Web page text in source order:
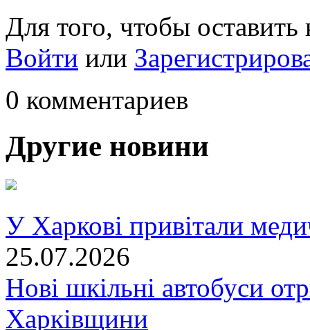
Для того, чтобы
Войти или
0 комментариев
Другие новини
У Харкові привітали
25.07.2026
Нові шкільні автобуси
Харківщини